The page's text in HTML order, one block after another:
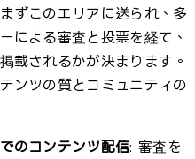
ずこのエリアに送られ、多
による審査と投票を経て、
載されるかが決まります。
ンツの質とコミュニティの
のコンテンツ配信: 審査を